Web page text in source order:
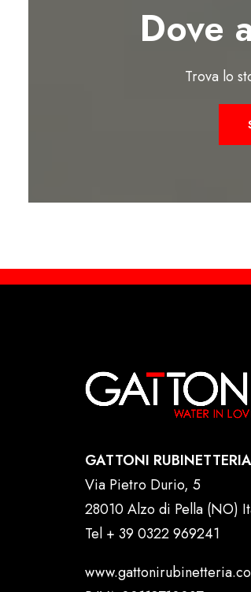
Dove
Trova lo
GATTONI
Via Pietro Durio, 5
28010 Alzo di Pella (NO)
Tel + 39 0322 969241